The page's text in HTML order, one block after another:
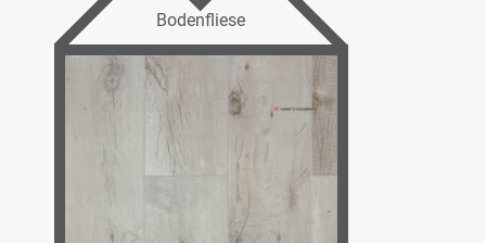
Bodenfliese